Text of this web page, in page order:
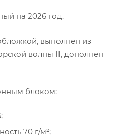
на 2026 год.
выполнен из
волны II, дополнен
блоком:
70 г/м²;